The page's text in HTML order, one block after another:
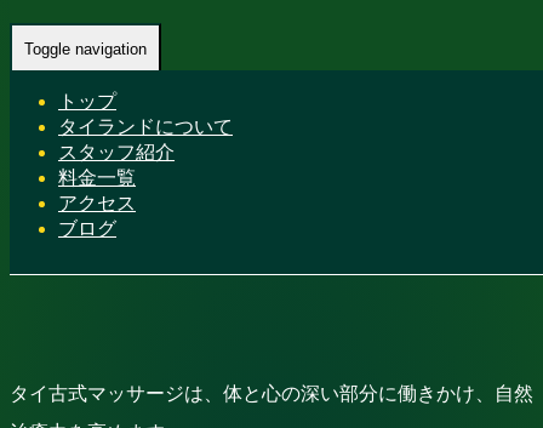
Toggle navigation
トップ
タイランドについて
スタッフ紹介
料金一覧
アクセス
ブログ
け、自然治癒力を高めます
タイ古式マッサージは、体と心の深い部分に働きかけ、自然